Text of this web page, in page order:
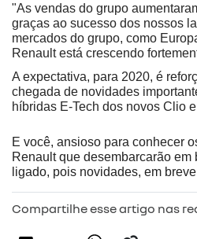
"As vendas do grupo
graças ao sucesso dos nossos
mercados do grupo, como
Renault está crescendo
A expectativa, para 2020, é
chegada de novidades
híbridas E-Tech dos novos Clio
E você, ansioso para conhecer
Renault que desembarcarão
ligado, pois novidades, em
Compartilhe esse artigo nas